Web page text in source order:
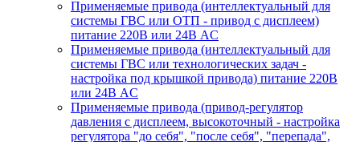
Применяемые привода (интеллектуальный для
системы ГВС или ОТП - привод с дисплеем)
питание 220В или 24В AC
Применяемые привода (интеллектуальный для
системы ГВС или технологических задач -
настройка под крышкой привода) питание 220В
или 24В AC
Применяемые привода (привод-регулятор
давления с дисплеем, высокоточный - настройка
регулятора "до себя", "после себя", "перепада",